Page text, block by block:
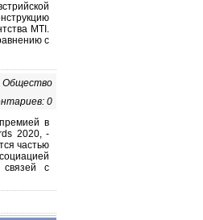
MTI.
с
Общество
0
в
2020, -
частью
с